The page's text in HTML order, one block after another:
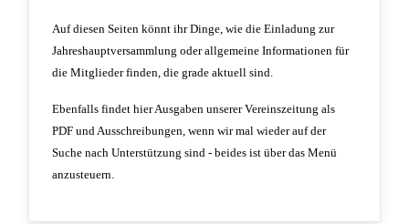
Auf diesen Seiten könnt ihr Dinge, wie die Einladung zur
Jahreshauptversammlung oder allgemeine Informationen für
die Mitglieder finden, die grade aktuell sind.
Ebenfalls findet hier Ausgaben unserer Vereinszeitung als
PDF und Ausschreibungen, wenn wir mal wieder auf der
Suche nach Unterstützung sind - beides ist über das Menü
anzusteuern.